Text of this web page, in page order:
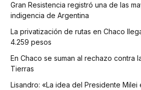
Gran Resistencia registró una de las
indigencia de Argentina
La privatización de rutas en Chaco
4.259 pesos
En Chaco se suman al rechazo contra
Tierras
Lisandro: «La idea del Presidente Milei